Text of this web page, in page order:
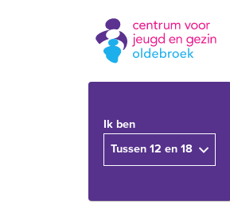
Ik ben
Tussen 12 en 18